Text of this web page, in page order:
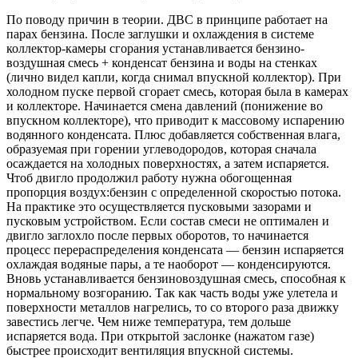
По поводу причин в теории. ДВС в принципе работает на
парах бензина. После заглушки и охлаждения в системе
коллектор-камеры сгорания устанавливается бензино-
воздушная смесь + конденсат бензина и воды на стенках
(лично видел капли, когда снимал впускной коллектор). При
холодном пуске первой сгорает смесь, которая была в камерах
и коллекторе. Начинается смена давлений (понижение во
впускном коллекторе), что приводит к массовому испарению
водянного конденсата. Плюс добавляется собственная влага,
образуемая при горении углеводородов, которая сначала
осаждается на холодных поверхностях, а затем испаряется.
Чтоб двигло продолжил работу нужна обогощенная
пропорция воздух:бензин с определенной скоростью потока.
На практике это осуществляется пусковыми зазорами и
пусковым устройством. Если состав смеси не оптимален и
двигло заглохло после первых оборотов, то начинается
процесс перераспределения конденсата — бензин испаряется
охлаждая водяные пары, а те наоборот — конденсируются.
Вновь устанавливается бензиновоздушная смесь, способная к
нормальному возгоранию. Так как часть воды уже улетела и
поверхности металлов нагрелись, то со второго раза движку
завестись легче. Чем ниже температура, тем дольше
испаряется вода. При открытой заслонке (нажатом газе)
быстрее происходит вентиляция впускной системы.